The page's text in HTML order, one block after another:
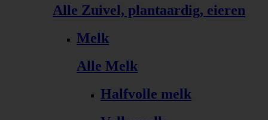
Alle Zuivel, plantaardig, eieren
Melk
Alle Melk
Halfvolle melk